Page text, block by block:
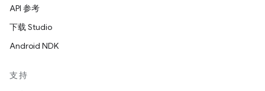
API 参考
下载 Studio
Android NDK
支持